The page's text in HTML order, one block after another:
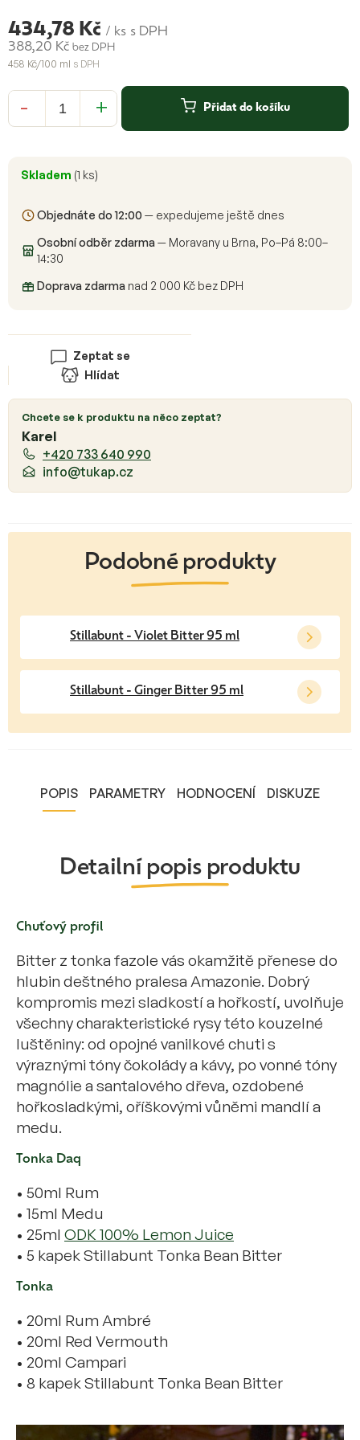
Zeptat se
Hlídat
Skladem (1 ks)
Objednáte do 12:00 — expedujeme ještě dnes
Osobní odběr zdarma— Moravany u Brna, Po–Pá 8:00–
14:30
Doprava zdarma nad 2 000 Kč bez DPH
434,78 Kč / ks s DPH
388,20 Kč bez DPH
458 Kč/100 ml s DPH
cena:
Přidat do košíku
Chcete se k produktu na něco zeptat?
Karel
+420 733 640 990
info@tukap.cz
Stillabunt - Violet Bitter 95 ml
Stillabunt - Ginger Bitter 95 ml
POPIS PARAMETRY HODNOCENÍ DISKUZE
Detailní popis produktu
Chuťový profil
Bitter z tonka fazole vás okamžitě přenese do
hlubin deštného pralesa Amazonie. Dobrý
kompromis mezi sladkostí a hořkostí, uvolňuje
všechny charakteristické rysy této kouzelné
luštěniny: od opojné vanilkové chuti s
výraznými tóny čokolády a kávy, po vonné tóny
magnólie a santalového dřeva, ozdobené
hořkosladkými, oříškovými vůněmi mandlí a
medu.
Tonka Daq
• 50ml Rum
• 15ml Medu
• 25ml ODK 100% Lemon Juice
• 5 kapek Stillabunt Tonka Bean Bitter
Tonka
• 20ml Rum Ambré
• 20ml Red Vermouth
• 20ml Campari
• 8 kapek Stillabunt Tonka Bean Bitter